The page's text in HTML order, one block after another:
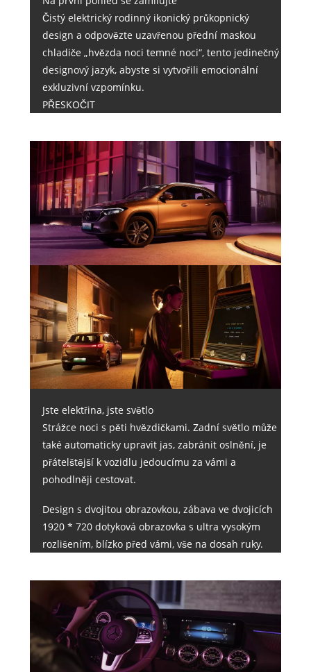
Čistý elektrický rodinný ikonický průkopnický
design a odpovězte uzavřenou přední maskou
chladiče „hvězda noci temné noci“, tento jedinečný
designový jazyk, abyste si vytvořili emocionální
exkluzivní vzpomínku.
PŘESKOČIT
Jste elektřina, jste světlo
Strážce noci s pěti hvězdičkami. Zadní světlo může
také automaticky upravit jas, zabránit oslnění, je
přátelštější k vozidlu jedoucímu za vámi a
pohodlněji cestovat.
Design s dvojitou obrazovkou, zábava ve dvojicích
1920 * 720 dotyková obrazovka s ultra vysokým
rozlišením, blízko před vámi, vše na dosah ruky.